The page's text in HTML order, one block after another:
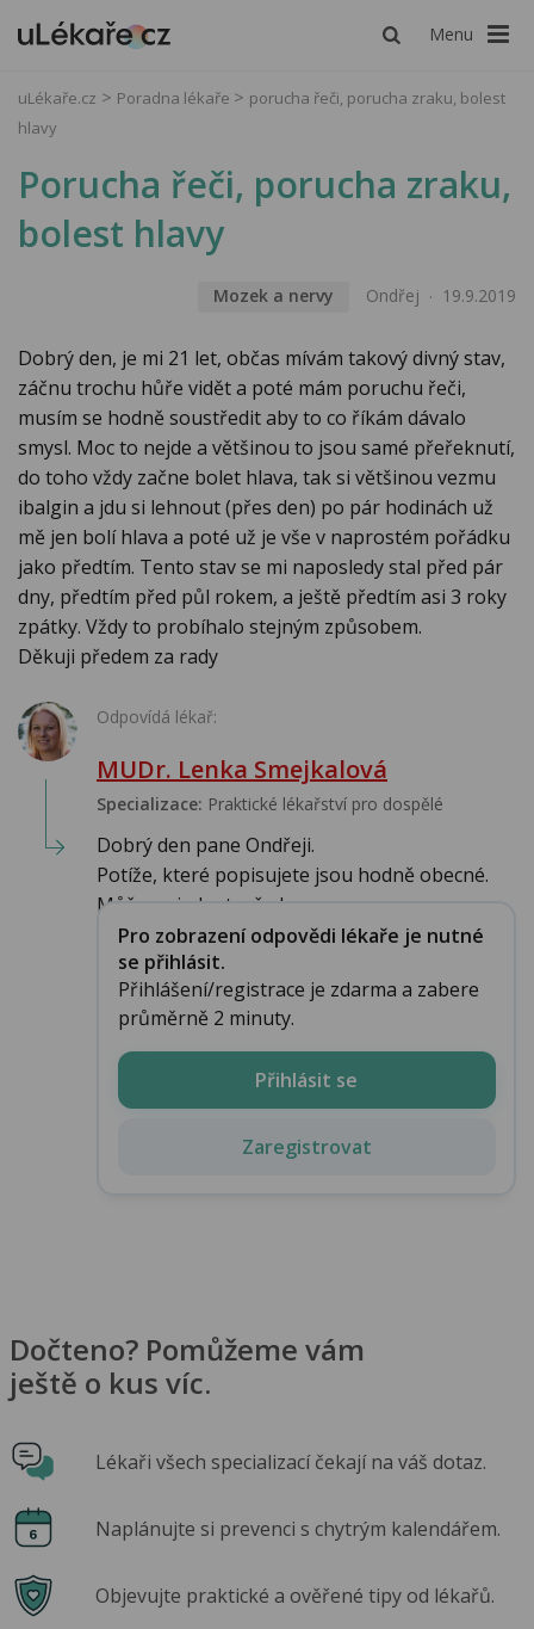
Menu
uLékaře.cz Poradna lékaře
porucha řeči, porucha zraku, bolest
hlavy
Porucha řeči, porucha zraku,
bolest hlavy
Mozek a nervy Ondřej 19.9.2019
Dobrý den, je mi 21 let, občas mívám takový divný stav,
záčnu trochu hůře vidět a poté mám poruchu řeči,
musím se hodně soustředit aby to co říkám dávalo
smysl. Moc to nejde a většinou to jsou samé přeřeknutí,
do toho vždy začne bolet hlava, tak si většinou vezmu
ibalgin a jdu si lehnout (přes den) po pár hodinách už
mě jen bolí hlava a poté už je vše v naprostém pořádku
jako předtím. Tento stav se mi naposledy stal před pár
dny, předtím před půl rokem, a ještě předtím asi 3 roky
zpátky. Vždy to probíhalo stejným způsobem.
Děkuji předem za rady
Odpovídá lékař:
MUDr. Lenka Smejkalová
Specializace: Praktické lékařství pro dospělé
Dobrý den pane Ondřeji.
Potíže, které popisujete jsou hodně obecné.
Může se jednat o řadu...
Pro zobrazení odpovědi lékaře je nutné
se přihlásit.
Přihlášení/registrace je zdarma a zabere
průměrně 2 minuty.
Přihlásit se
Zaregistrovat
Dočteno? Pomůžeme vám
ještě o kus víc.
Lékaři všech specializací čekají na váš dotaz.
Naplánujte si prevenci s chytrým kalendářem.
Objevujte praktické a ověřené tipy od lékařů.